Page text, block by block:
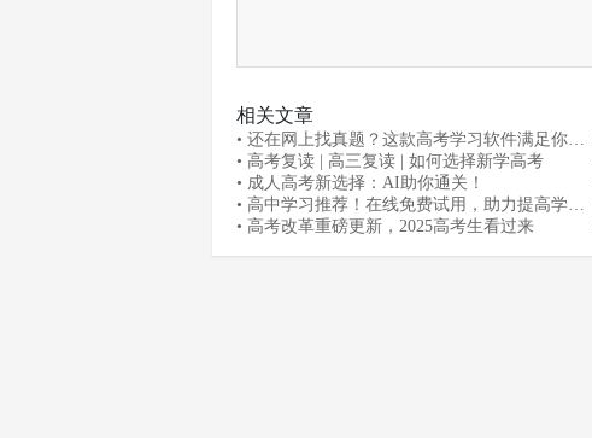
相关文章
• 还在网上找真题？这款高考学习软件满足你的
需求
• 高考复读 | 高三复读 | 如何选择新学高考
• 成人高考新选择：AI助你通关！
• 高中学习推荐！在线免费试用，助力提高学习
效率
• 高考改革重磅更新，2025高考生看过来